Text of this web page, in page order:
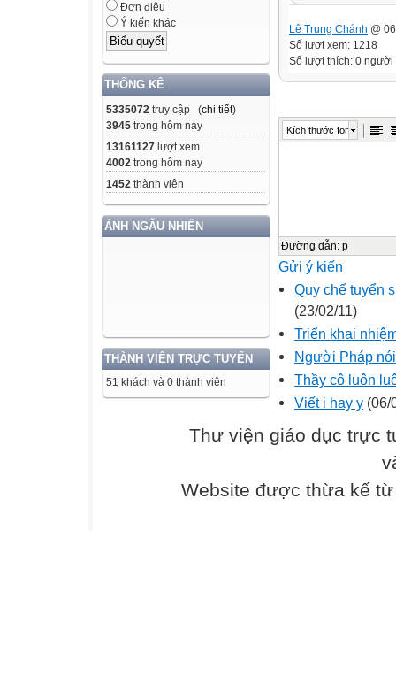
Đơn điệu
Ý kiến khác
THỐNG KÊ
5335072 truy cập (chi tiết)
3945 trong hôm nay
13161127 lượt xem
4002 trong hôm nay
1452 thành viên
ẢNH NGẪU NHIÊN
THÀNH VIÊN TRỰC TUYẾN
51 khách và 0 thành viên
Lê Trung Chánh @
Số lượt xem: 1218
Số lượt thích: 0 người
Kích thước font
Đường dẫn: p
Gửi ý kiến
Quy chế tuyển
(23/02/11)
Triển khai
Người Pháp
Thầy cô luôn
Viết i hay y (06/
Thư viện giáo dục trực
Website được thừa kế